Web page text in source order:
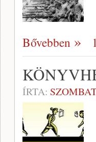
Bővebben
ÍRTA: